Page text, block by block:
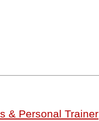
& Personal Trainer